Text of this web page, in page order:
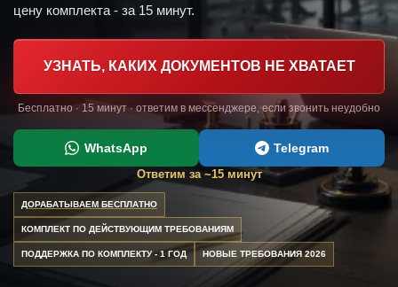
цену комплекта - за 15 минут.
УЗНАТЬ, КАКИХ ДОКУМЕНТОВ НЕ ХВАТАЕТ
Бесплатно · 15 минут · ответим в мессенджере, если звонить неудобно
WhatsApp Telegram
Ответим за ~15 минут
ДОРАБАТЫВАЕМ БЕСПЛАТНО
КОМПЛЕКТ ПО ДЕЙСТВУЮЩИМ ТРЕБОВАНИЯМ
ПОДДЕРЖКА ПО КОМПЛЕКТУ - 1 ГОД НОВЫЕ ТРЕБОВАНИЯ 2026